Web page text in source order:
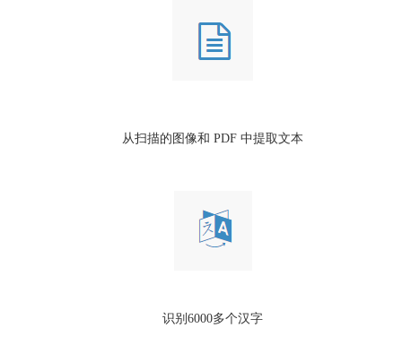
从扫描的图像和 PDF 中提取文本
识别6000多个汉字